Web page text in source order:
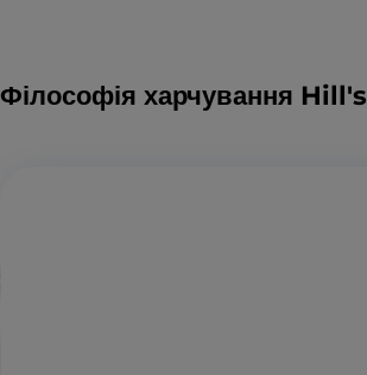
Філософія харчування Hill's